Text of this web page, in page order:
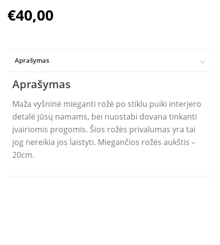
€40,00
Aprašymas
Aprašymas
Maža vyšninė mieganti rožė po stiklu puiki interjero
detalė jūsų namams, bei nuostabi dovana tinkanti
įvairiomis progomis. Šios rožės privalumas yra tai
jog nereikia jos laistyti. Miegančios rožės aukštis –
20cm.